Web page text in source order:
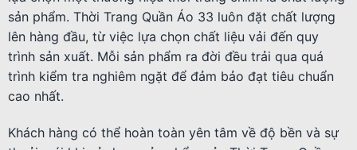
sản phẩm. Thời Trang Quần Áo 33 luôn đặt chất lượng
lên hàng đầu, từ việc lựa chọn chất liệu vải đến quy
trình sản xuất. Mỗi sản phẩm ra đời đều trải qua quá
trình kiểm tra nghiêm ngặt để đảm bảo đạt tiêu chuẩn
cao nhất.
Khách hàng có thể hoàn toàn yên tâm về độ bền và sự